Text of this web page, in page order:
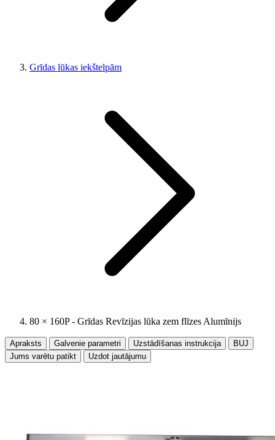
Grīdas lūkas iekštelpām
80 × 160P - Grīdas Revīzijas lūka zem flīzes Alumīnijs
Apraksts Galvenie parametri Uzstādīšanas instrukcija
BUJ
Jums varētu patikt
Uzdot jautājumu